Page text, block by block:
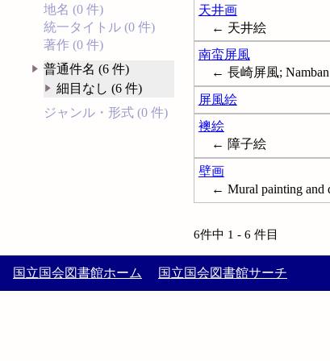
地名 (0 件)
統一タイトル (0 件)
著作 (0 件)
普通件名 (6 件)
細目なし (6 件)
ジャンル・形式 (0 件)
天井画
← 天井絵
南蛮屏風
← 長崎屏風; Namban
屏風絵
襖絵
← 障子絵
壁画
← Mural painting and
6件中 1 - 6 件目
国立国会図書館ホーム 国立国会図書館サーチ